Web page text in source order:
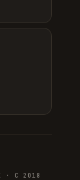
· С 2018